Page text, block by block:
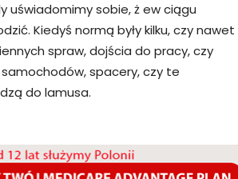
uświadomimy sobie, ż ew ciągu
Kiedyś normą były kilku, czy nawet
spraw, dojścia do pracy, czy
samochodów, spacery, czy te
do lamusa.